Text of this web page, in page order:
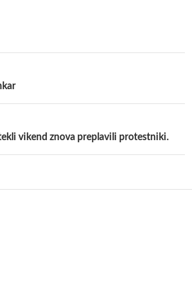
vikend znova preplavili protestniki.